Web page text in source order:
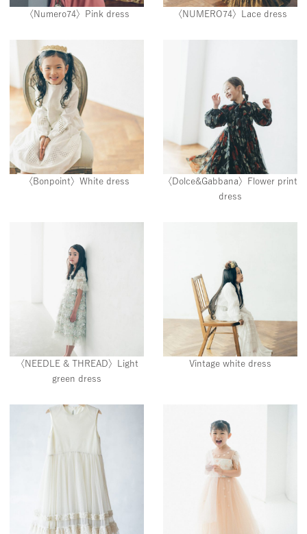
〈Numero74〉Pink dress 〈NUMERO74〉Lace dress
〈Bonpoint〉White dress
〈Dolce&Gabbana〉Flower print
dress
〈NEEDLE & THREAD〉Light
green dress
Vintage white dress